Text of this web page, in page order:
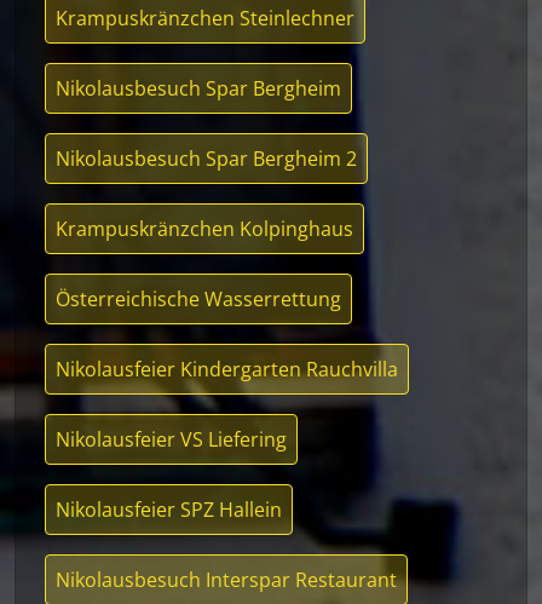
Krampuskränzchen Steinlechner
Nikolausbesuch Spar Bergheim
Nikolausbesuch Spar Bergheim 2
Krampuskränzchen Kolpinghaus
Österreichische Wasserrettung
Nikolausfeier Kindergarten Rauchvilla
Nikolausfeier VS Liefering
Nikolausfeier SPZ Hallein
Nikolausbesuch Interspar Restaurant